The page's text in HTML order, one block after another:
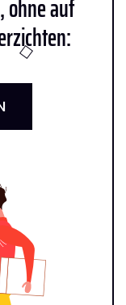
ohne auf